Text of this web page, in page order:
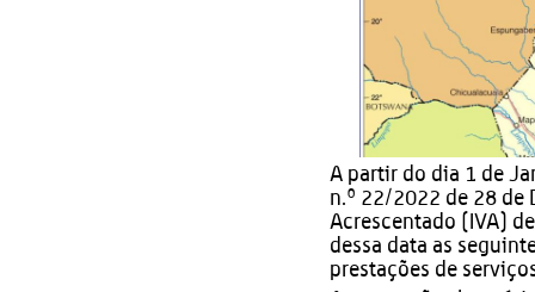
A partir do dia 1 de
n.º 22/2022 de 28 de
Acrescentado (IVA)
dessa data as
prestações de